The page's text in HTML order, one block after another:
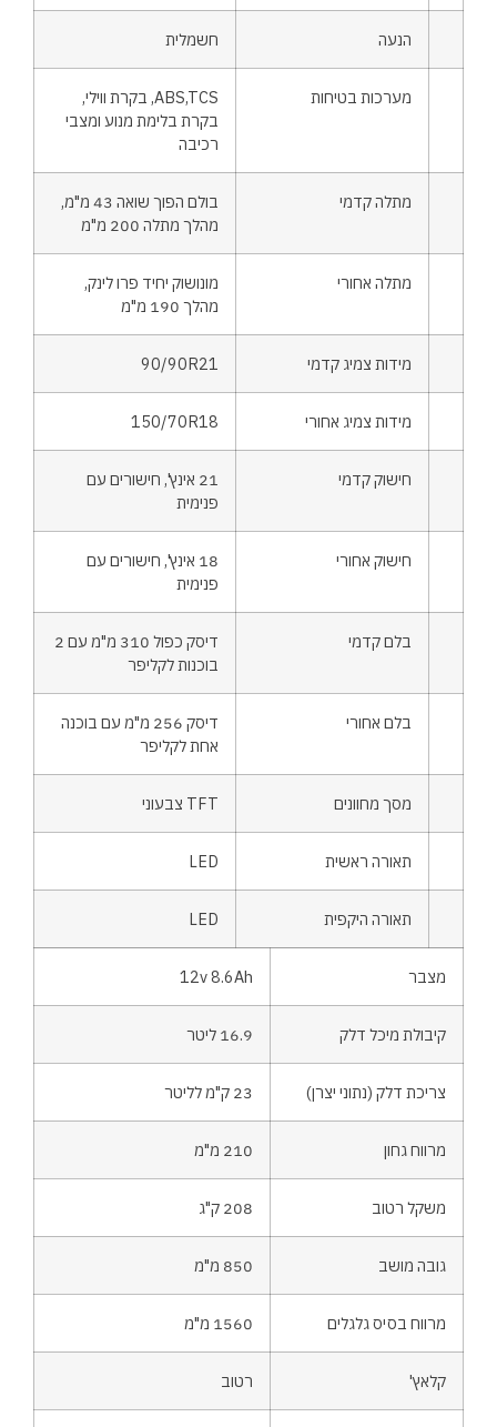
הנעה חשמלית
מערכות בטיחות
ABS,TCS, בקרת ווילי,
בקרת בלימת מנוע ומצבי
רכיבה
מתלה קדמי
בולם הפוך שואה 43 מ"מ,
מהלך מתלה 200 מ"מ
מתלה אחורי
מונושוק יחיד פרו לינק,
מהלך 190 מ"מ
מידות צמיג קדמי 90/90R21
מידות צמיג אחורי 150/70R18
חישוק קדמי
21 אינץ', חישורים עם
פנימית
חישוק אחורי
18 אינץ', חישורים עם
פנימית
בלם קדמי
דיסק כפול 310 מ"מ עם 2
בוכנות לקליפר
בלם אחורי
דיסק 256 מ"מ עם בוכנה
אחת לקליפר
מסך מחוונים TFT צבעוני
תאורה ראשית LED
תאורה היקפית LED
מצבר 12v 8.6Ah
קיבולת מיכל דלק 16.9 ליטר
צריכת דלק (נתוני יצרן) 23 ק"מ לליטר
מרווח גחון 210 מ"מ
משקל רטוב 208 ק"ג
גובה מושב 850 מ"מ
מרווח בסיס גלגלים 1560 מ"מ
קלאץ' רטוב